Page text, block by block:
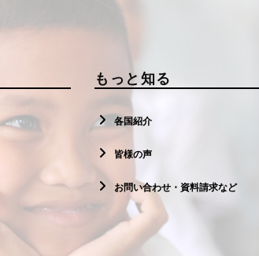
もっと知る
各国紹介
皆様の声
お問い合わせ・資料請求など